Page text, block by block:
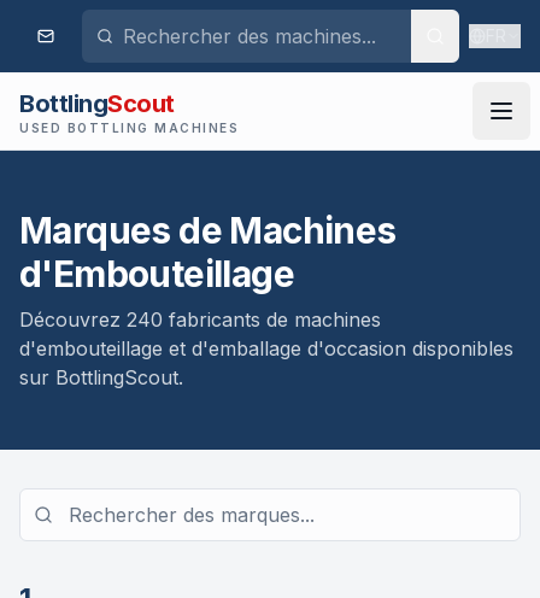
BottlingScout
USED BOTTLING MACHINES
Marques de Machines
d'Embouteillage
Découvrez 240 fabricants de machines
d'embouteillage et d'emballage d'occasion disponibles
sur BottlingScout.